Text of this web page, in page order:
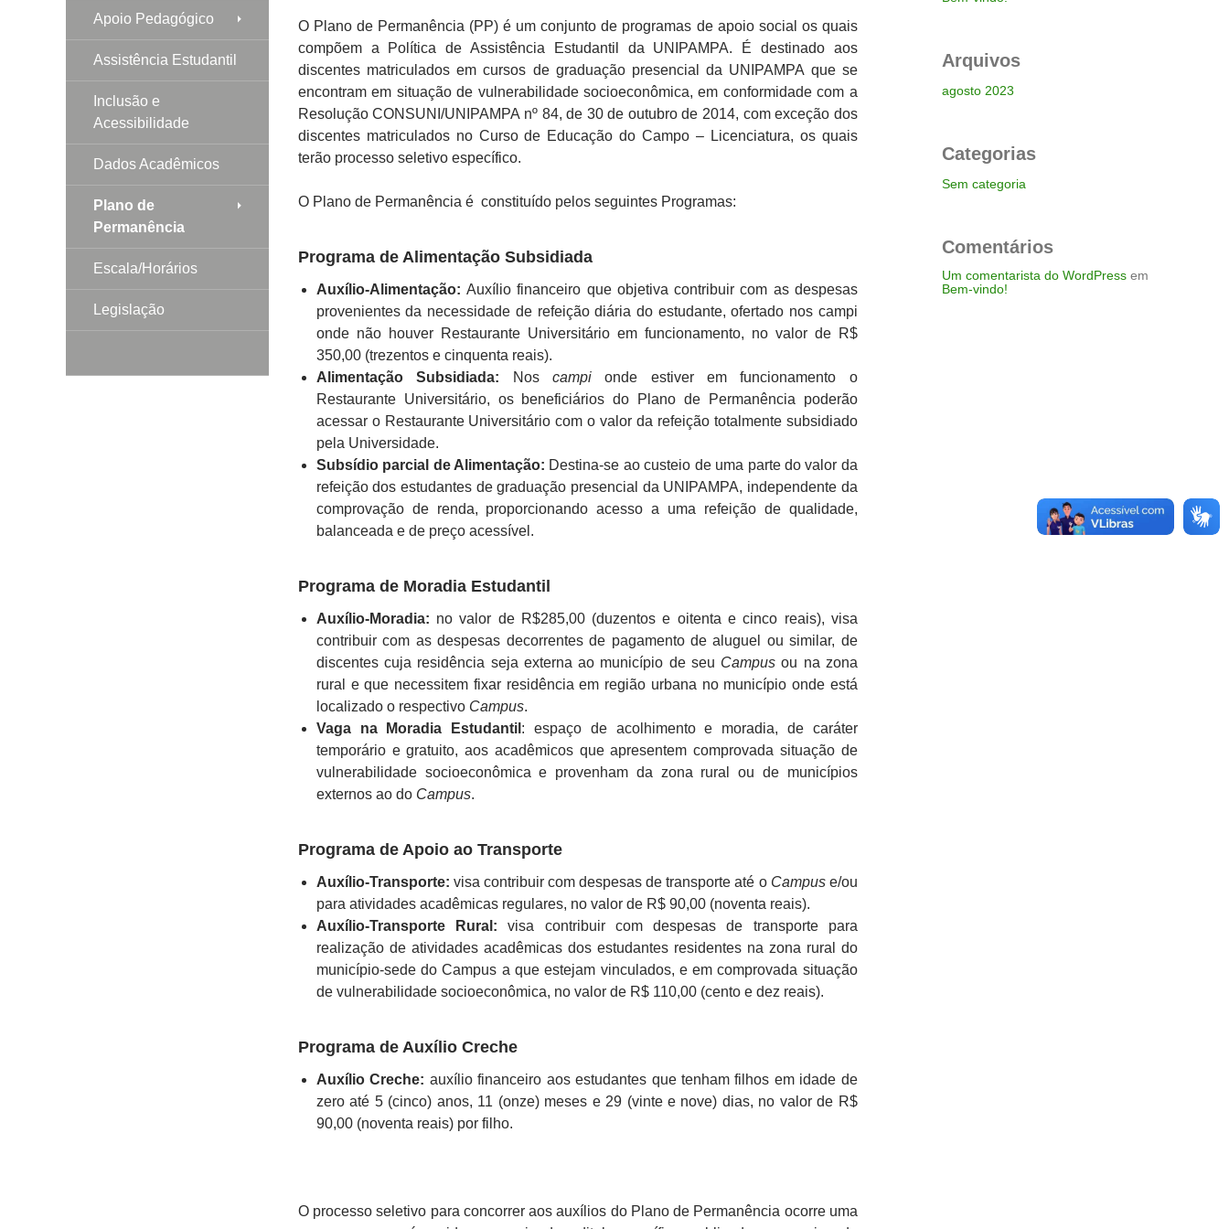
O Plano de Permanência (PP) é um conjunto de programas de apoio social os quais
compõem a Política de Assistência Estudantil da UNIPAMPA. É destinado aos
discentes matriculados em cursos de graduação presencial da UNIPAMPA que se
encontram em situação de vulnerabilidade socioeconômica, em conformidade com a
Resolução CONSUNI/UNIPAMPA nº 84, de 30 de outubro de 2014, com exceção dos
discentes matriculados no Curso de Educação do Campo – Licenciatura, os quais
terão processo seletivo específico.
O Plano de Permanência é constituído pelos seguintes Programas:
Programa de Alimentação Subsidiada
Auxílio-Alimentação: Auxílio financeiro que objetiva contribuir com as despesas
provenientes da necessidade de refeição diária do estudante, ofertado nos campi
onde não houver Restaurante Universitário em funcionamento, no valor de R$
350,00 (trezentos e cinquenta reais).
Alimentação Subsidiada: Nos campionde estiver em funcionamento o
Restaurante Universitário, os beneficiários do Plano de Permanência poderão
acessar o Restaurante Universitário com o valor da refeição totalmente subsidiado
pela Universidade.
Subsídio parcial de Alimentação: Destina-se ao custeio de uma parte do valor da
refeição dos estudantes de graduação presencial da UNIPAMPA, independente da
comprovação de renda, proporcionando acesso a uma refeição de qualidade,
balanceada e de preço acessível.
Programa de Moradia Estudantil
Auxílio-Moradia: no valor de R$285,00 (duzentos e oitenta e cinco reais), visa
contribuir com as despesas decorrentes de pagamento de aluguel ou similar, de
discentes cuja residência seja externa ao município de seu Campus ou na zona
rural e que necessitem fixar residência em região urbana no município onde está
localizado o respectivo Campus.
Vaga na Moradia Estudantil : espaço de acolhimento e moradia, de caráter
temporário e gratuito, aos acadêmicos que apresentem comprovada situação de
vulnerabilidade socioeconômica e provenham da zona rural ou de municípios
externos ao do Campus.
Programa de Apoio ao Transporte
Auxílio-Transporte: visa contribuir com despesas de transporte até o Campuse/ou
para atividades acadêmicas regulares, no valor de R$ 90,00 (noventa reais).
Auxílio-Transporte Rural: visa contribuir com despesas de transporte para
realização de atividades acadêmicas dos estudantes residentes na zona rural do
município-sede do Campus a que estejam vinculados, e em comprovada situação
de vulnerabilidade socioeconômica, no valor de R$ 110,00 (cento e dez reais).
Programa de Auxílio Creche
Auxílio Creche: auxílio financeiro aos estudantes que tenham filhos em idade de
zero até 5 (cinco) anos, 11 (onze) meses e 29 (vinte e nove) dias, no valor de R$
90,00 (noventa reais) por filho.
O processo seletivo para concorrer aos auxílios do Plano de Permanência ocorre uma
Arquivos
agosto 2023
Categorias
Sem categoria
Comentários
Um comentarista do WordPressem
Bem-vindo!
Apoio Pedagógico
Assistência Estudantil
Inclusão e
Acessibilidade
Dados Acadêmicos
Plano de
Permanência
Escala/Horários
Legislação